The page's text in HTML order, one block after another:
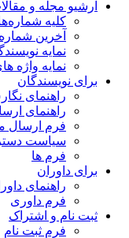
آرشیو مجله و مقالات
کلیه
آخرین شماره
نمایه
نمایه واژه
برای نویسندگان
راهنمای
راهنمای
فرم ارسال
سیاست
فرم ها
برای داوران
راهنمای داوران
فرم داوری
ثبت نام و اشتراک
فرم ثبت نام